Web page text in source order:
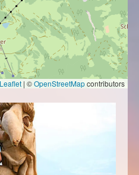
| ©OpenStreetMapcontributors